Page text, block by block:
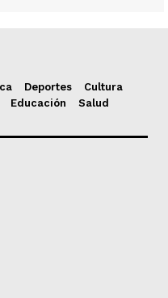
Deportes
Cultura
Educación
Salud